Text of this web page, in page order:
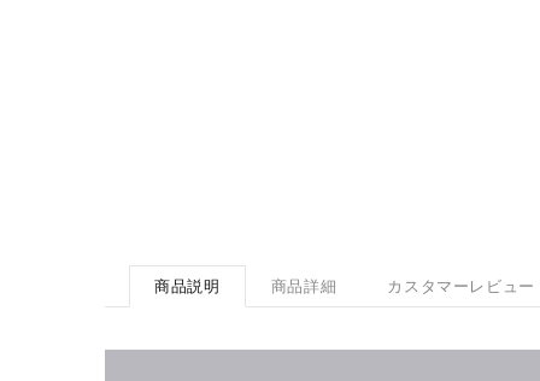
商品説明 商品詳細 カスタマーレビュー